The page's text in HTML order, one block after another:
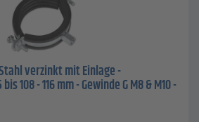
verzinkt mit Einlage -
108 - 116 mm - Gewinde G M8 & M10 -